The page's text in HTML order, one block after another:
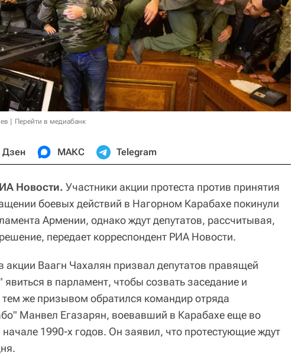
Перейти в медиабанк
Дзен МАКС Telegram
Новости. Участники акции протеста против принятия
боевых действий в Нагорном Карабахе покинули
Армении, однако ждут депутатов, рассчитывая,
передает корреспондент РИА Новости.
акции Ваагн Чахалян призвал депутатов правящей
в парламент, чтобы созвать заседание и
тем же призывом обратился командир отряда
Манвел Егазарян, воевавший в Карабахе еще во
1990-х годов. Он заявил, что протестующие ждут